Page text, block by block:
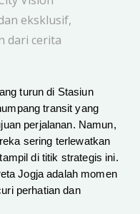
eksklusif,
dari cerita
turun di Stasiun
transit yang
perjalanan. Namun,
sering terlewatkan
di titik strategis ini.
Jogja adalah momen
perhatian dan